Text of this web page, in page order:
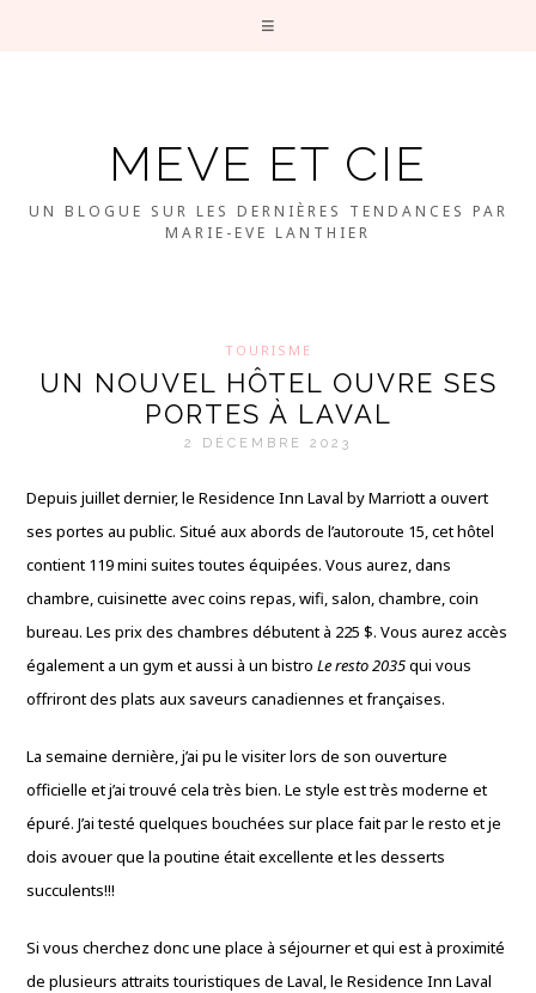
MEVE ET CIE
UN BLOGUE SUR LES DERNIÈRES TENDANCES PAR
MARIE-EVE LANTHIER
TOURISME
UN NOUVEL HÔTEL OUVRE SES
PORTES À LAVAL
2 DÉCEMBRE 2023
Depuis juillet dernier, le Residence Inn Laval by Marriott a ouvert
ses portes au public. Situé aux abords de l’autoroute 15, cet hôtel
contient 119 mini suites toutes équipées. Vous aurez, dans
chambre, cuisinette avec coins repas, wifi, salon, chambre, coin
bureau. Les prix des chambres débutent à 225 $. Vous aurez accès
également a un gym et aussi à un bistroLe resto 2035qui vous
offriront des plats aux saveurs canadiennes et françaises.
La semaine dernière, j’ai pu le visiter lors de son ouverture
officielle et j’ai trouvé cela très bien. Le style est très moderne et
épuré. J’ai testé quelques bouchées sur place fait par le resto et je
dois avouer que la poutine était excellente et les desserts
succulents!!!
Si vous cherchez donc une place à séjourner et qui est à proximité
de plusieurs attraits touristiques de Laval, le Residence Inn Laval